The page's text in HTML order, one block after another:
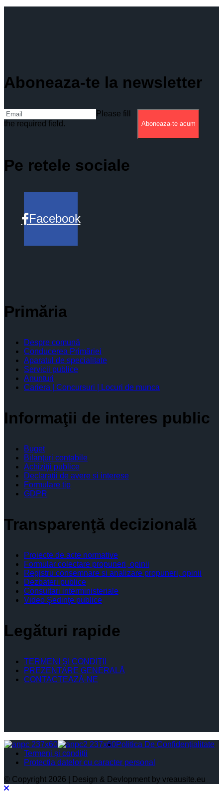
Aboneaza-te la newsletter
Please fill
the required field.
Aboneaza-te acum
Pe retele sociale
Facebook
Primăria
Despre comună
Conducerea Primăriei
Aparatul de specialitate
Servicii publice
Anunturi
Cariera | Concursuri | Locuri de munca
Informaţii de interes public
Buget
Bilanţuri contabile
Achiziţii publice
Declaratii de avere si interese
Formulare tip
GDPR
Transparenţă decizională
Proiecte de acte normative
Formular colectare propuneri, opinii
Registru consemnare si analizare propuneri, opinii
Dezbateri publice
Consultari interministeriale
Video Şedinţe publice
Legături rapide
TERMENI ŞI CONDIŢII
PREZENTARE GENERALĂ
CONTACTEAZĂ-NE
Politica De Confidențialitate
Termeni și condiții
Protectia datelor cu caracter personal
© Copyright 2026 | Design & Devlopment by vreausite.eu